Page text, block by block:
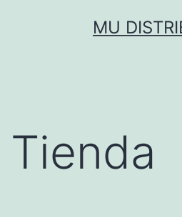
MU
Tienda